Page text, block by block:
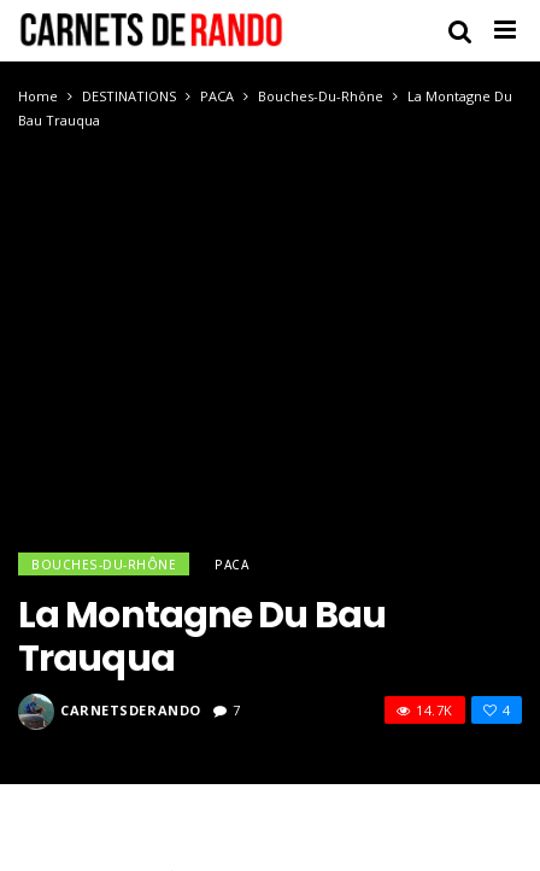
Home DESTINATIONS PACA Bouches-Du-Rhône
La Montagne Du
Bau Trauqua
BOUCHES-DU-RHÔNE PACA
La Montagne Du Bau
Trauqua
CARNETSDERANDO 7 4
14.7K